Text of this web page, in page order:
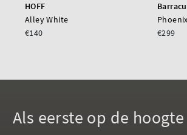
HOFF
Alley White
€140
Phoenix
€299
Als eerste op de hoogte